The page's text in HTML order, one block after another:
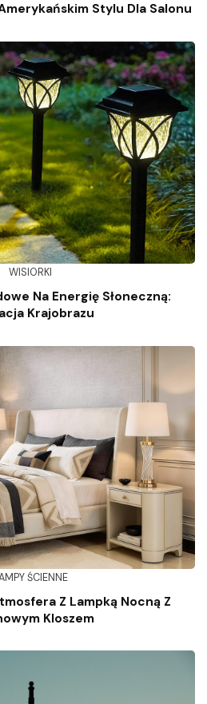
Stylu Dla Salonu
WISIORKI
Na Energię Słoneczną:
Krajobrazu
ŚCIENNE
Z Lampką Nocną Z
Kloszem